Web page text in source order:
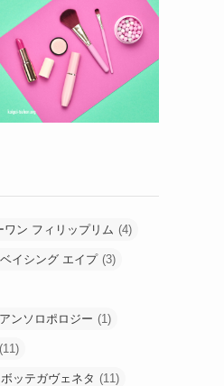
ン フィリップリム (4)
イシング エイプ (3)
ンソロポロジー (1)
(11)
ッテガヴェネタ (11)